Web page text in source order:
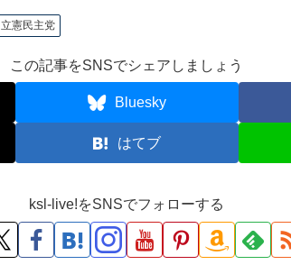
立憲民主党
この記事をSNSでシェアしましょう
Bluesky
はてブ
ksl-live!をSNSでフォローする